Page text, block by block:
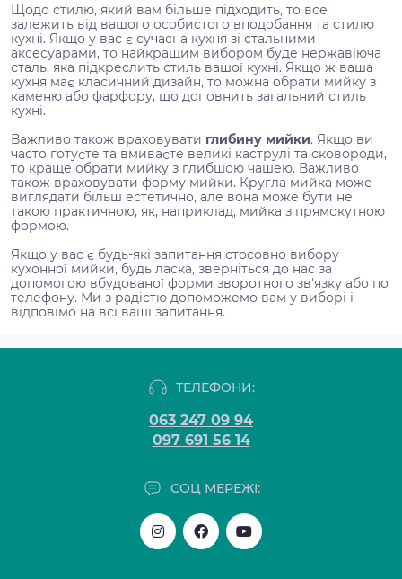
Щодо стилю, який вам більше підходить, то все
залежить від вашого особистого вподобання та стилю
кухні. Якщо у вас є сучасна кухня зі стальними
аксесуарами, то найкращим вибором буде нержавіюча
сталь, яка підкреслить стиль вашої кухні. Якщо ж ваша
кухня має класичний дизайн, то можна обрати мийку з
каменю або фарфору, що доповнить загальний стиль
кухні.
Важливо також враховувати глибину мийки. Якщо ви
часто готуєте та вмиваєте великі каструлі та сковороди,
то краще обрати мийку з глибшою чашею. Важливо
також враховувати форму мийки. Кругла мийка може
виглядати більш естетично, але вона може бути не
такою практичною, як, наприклад, мийка з прямокутною
формою.
Якщо у вас є будь-які запитання стосовно вибору
кухонної мийки, будь ласка, зверніться до нас за
допомогою вбудованої форми зворотного зв'язку або по
телефону. Ми з радістю допоможемо вам у виборі і
відповімо на всі ваші запитання.
ТЕЛЕФОНИ:
063 247 09 94
097 691 56 14
СОЦ МЕРЕЖІ: